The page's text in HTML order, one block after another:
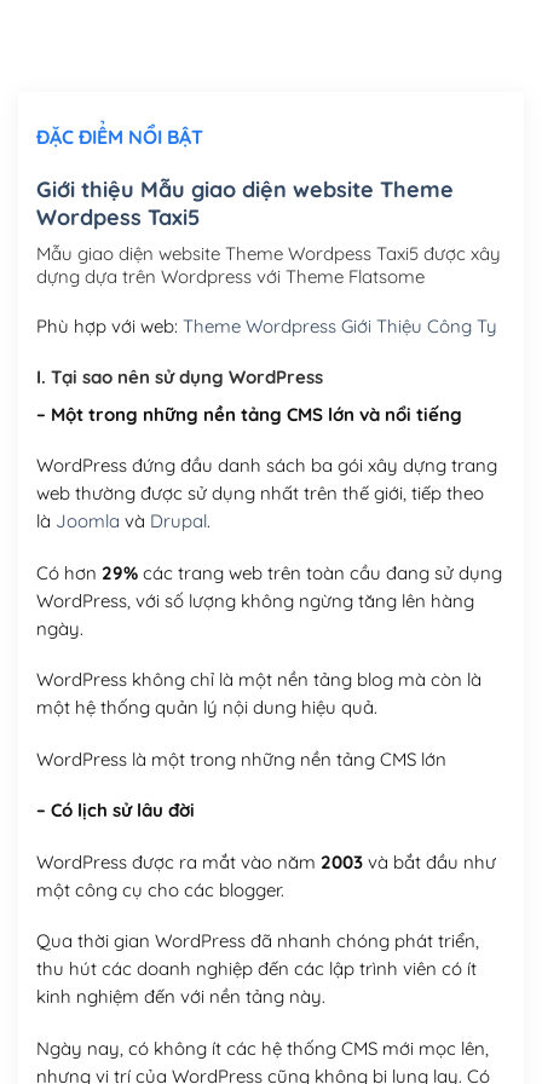
Mua thêm Host + Tên miền
Tên miền quốc tế .com .net .org (1 năm)
Tên miền Việt Nam .vn (1 năm)
Hosting 2GB SSD (1 năm)(+450,000₫)
Hosting 3GB SSD (1 năm)(+550,000₫)
Hosting 5GB SSD (1 năm)
Hosting 8GB SSD (1 năm) (+950,000₫)
ĐẶC ĐIỂM NỔI BẬT
Giới thiệu Mẫu giao diện website Theme
Wordpess Taxi5
Mẫu giao diện website Theme Wordpess Taxi5 được xây
dựng dựa trên Wordpress với Theme Flatsome
Phù hợp với web: Theme Wordpress Giới Thiệu Công Ty
I. Tại sao nên sử dụng WordPress
– Một trong những nền tảng CMS lớn và nổi tiếng
WordPress đứng đầu danh sách ba gói xây dựng trang
web thường được sử dụng nhất trên thế giới, tiếp theo
là Joomla và Drupal.
Có hơn 29%các trang web trên toàn cầu đang sử dụng
WordPress, với số lượng không ngừng tăng lên hàng
ngày.
WordPress không chỉ là một nền tảng blog mà còn là
một hệ thống quản lý nội dung hiệu quả.
WordPress là một trong những nền tảng CMS lớn
– Có lịch sử lâu đời
WordPress được ra mắt vào năm 2003và bắt đầu như
một công cụ cho các blogger.
Qua thời gian WordPress đã nhanh chóng phát triển,
thu hút các doanh nghiệp đến các lập trình viên có ít
kinh nghiệm đến với nền tảng này.
Ngày nay, có không ít các hệ thống CMS mới mọc lên,
nhưng vị trí của WordPress cũng không bị lung lay. Có